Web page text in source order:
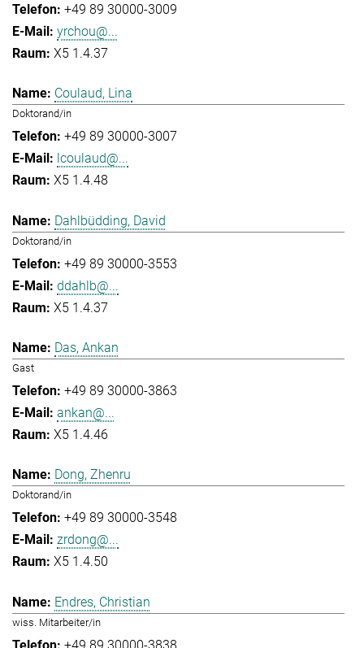
+49 89 30000-3009
yrchou@...
X5 1.4.37
Coulaud, Lina
Doktorand/in
+49 89 30000-3007
lcoulaud@...
X5 1.4.48
Dahlbüdding, David
Doktorand/in
+49 89 30000-3553
ddahlb@...
X5 1.4.37
Das, Ankan
Gast
+49 89 30000-3863
ankan@...
X5 1.4.46
Dong, Zhenru
Doktorand/in
+49 89 30000-3548
zrdong@...
X5 1.4.50
Endres, Christian
wiss. Mitarbeiter/in